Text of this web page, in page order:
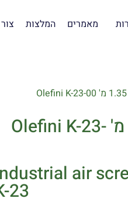
מאמרים המלצות
מסך אוויר תעשייתי רוחב 1.35 מ' Olefini K-23-
air
23